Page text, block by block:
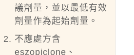
議劑量，並以最低有效
劑量作為起始劑量。
不應處方含
eszopiclone、